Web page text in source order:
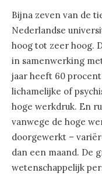
Bijna zeven van de
Nederlandse
hoog tot zeer hoog.
in samenwerking
jaar heeft 60
lichamelijke of
hoge werkdruk. En
vanwege de hoge
doorgewerkt –
dan een maand. De
wetenschappelijk